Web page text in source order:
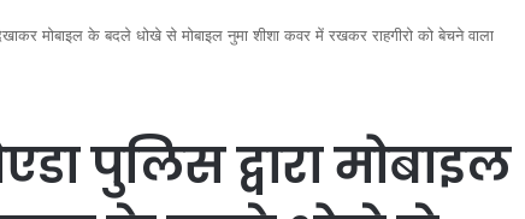
मोबाइल के बदले धोखे से मोबाइल नुमा शीशा कवर में रखकर राहगीरो को बेचने वाला
पुलिस द्वारा मोबाइल